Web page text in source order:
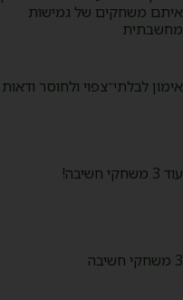
איתם משחקים של גמישות
מחשבתית
אימון לבלתי־צפוי ולחוסר ודאות
עוד 3 משחקי חשיבה!
3 משחקי חשיבה